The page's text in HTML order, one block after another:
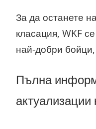
За да останете
класация, WKF
най-добри
Пълна
актуализации